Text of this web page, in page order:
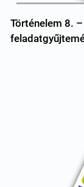
Történelem 8.